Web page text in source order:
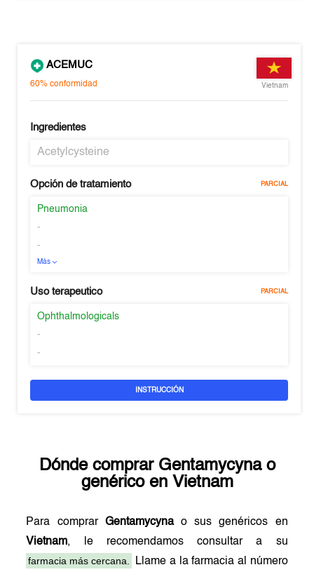
ACEMUC
60%conformidad Vietnam
Ingredientes
Acetylcysteine
Opción de tratamiento PARCIAL
Pneumonia
-
-
Más
Uso terapeutico PARCIAL
Ophthalmologicals
-
-
INSTRUCCIÓN
Dónde comprar Gentamycynao
genérico en Vietnam
Para comprar Gentamycynao sus genéricos en
Vietnam, le recomendamos consultar a su
farmacia más cercana.
Llame a la farmacia al número